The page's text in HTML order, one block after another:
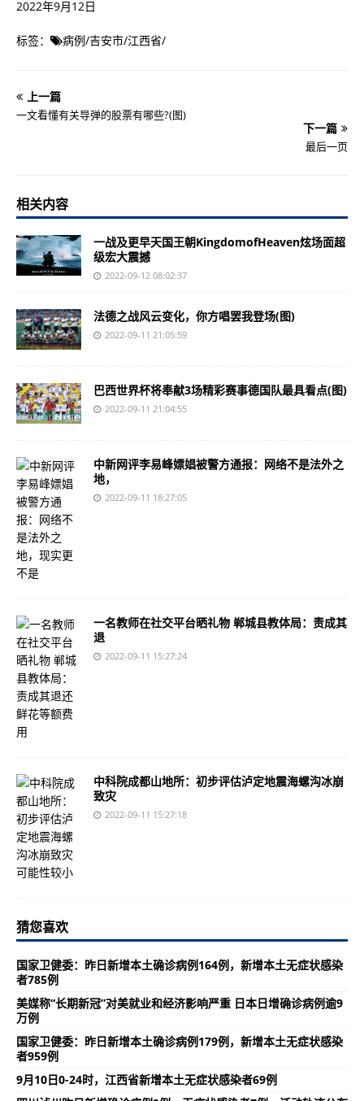
2022年9月12日
标签： 病例/吉安市/江西省/
上一篇
一文看懂有关导弹的股票有哪些?(图)
下一篇
最后一页
相关内容
一战及更早天国王朝KingdomofHeaven炫场面超
级宏大震撼
2022-09-12 08:02:37
法德之战风云变化，你方唱罢我登场(图)
2022-09-11 21:05:59
巴西世界杯将奉献3场精彩赛事德国队最具看点(图)
2022-09-11 21:04:55
中新网评李易峰嫖娼被警方通报：网络不是法外之
地，
2022-09-11 18:27:05
一名教师在社交平台晒礼物 郸城县教体局：责成其
退
2022-09-11 15:27:24
中科院成都山地所：初步评估泸定地震海螺沟冰崩
致灾
2022-09-11 15:27:18
猜您喜欢
国家卫健委：昨日新增本土确诊病例164例，新增本土无症状感染
者785例
美媒称“长期新冠”对美就业和经济影响严重 日本日增确诊病例逾9
万例
国家卫健委：昨日新增本土确诊病例179例，新增本土无症状感染
者959例
9月10日0-24时，江西省新增本土无症状感染者69例